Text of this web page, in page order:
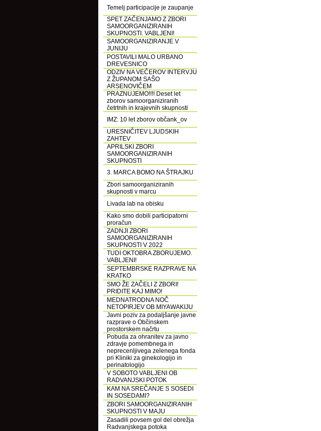
Temelj participacije je zaupanje
SPET ZAČENJAMO Z ZBORI
SAMOORGANIZIRANIH
SKUPNOSTI. VABLJENI!
SAMOORGANIZIRANJE V
JUNIJU
POSTAVILI MALO URBANO
DREVESNICO
ODZIV NA VEČEROV INTERVJU
Z ŽUPANOM SAŠO
ARSENOVIČEM
PRAZNUJEMO!!!! Deset let
zborov samoorganiziranih
četrtnih in krajevnih skupnosti
IMZ: 10 let zborov občank_ov
URESNIČITEV LJUDSKIH
ZAHTEV
APRILSKI ZBORI
SAMOORGANIZIRANIH
SKUPNOSTI
3. MARCA BOMO NA ŠTRAJKU
Zbori samoorganiziranih
skupnosti v marcu
Livada lab na obisku
Kako smo dobili participatorni
proračun
ZADNJI ZBORI
SAMOORGANIZIRANIH
SKUPNOSTI V 2022
TUDI OKTOBRA ZBORUJEMO.
VABLJENI!
SEPTEMBRSKE RAZPRAVE NA
KRATKO
SMO ŽE ZAČELI Z ZBORI!
PRIDITE KAJ MIMO!
MEDNATRODNA NOČ
NETOPIRJEV OB MIYAWAKIJU
Javni poziv za podaljšanje javne
razprave o Občinskem
prostorskem načrtu
Pobuda za ohranitev za javno
zdravje pomembnega in
neprecenljivega zelenega fonda
pri Kliniki za ginekologijo in
perinatologijo
V SOBOTO VABLJENI OB
RADVANJSKI POTOK
KAM NA SREČANJE S SOSEDI
IN SOSEDAMI?
ZBORI SAMOORGANIZIRANIH
SKUPNOSTI V MAJU
Zasadili povsem gol del obrežja
Radvanjskega potoka